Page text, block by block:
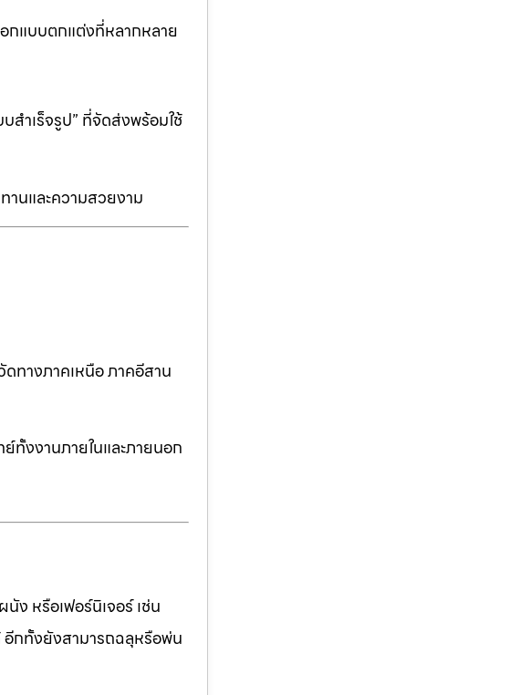
อกแบบตกแต่งที่หลากหลาย
สำเร็จรูป” ที่จัดส่งพร้อมใช้
านและความสวยงาม
ทางภาคเหนือ ภาคอีสาน
ทั้งงานภายในและภายนอก
หรือเฟอร์นิเจอร์ เช่น
อีกทั้งยังสามารถฉลุหรือพ่น